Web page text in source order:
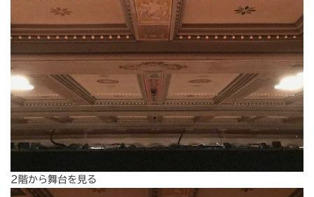
2階から舞台を見る